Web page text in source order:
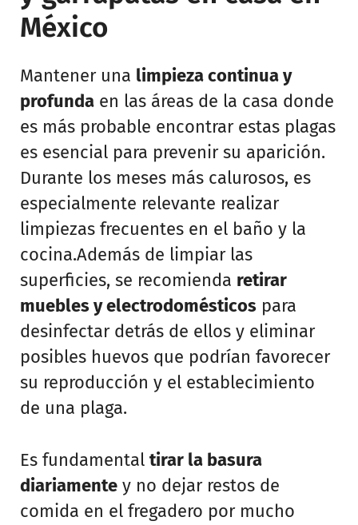
México
Mantener una limpieza continua y
profunda en las áreas de la casa donde
es más probable encontrar estas plagas
es esencial para prevenir su aparición.
Durante los meses más calurosos, es
especialmente relevante realizar
limpiezas frecuentes en el baño y la
cocina.Además de limpiar las
superficies, se recomienda retirar
muebles y electrodomésticos para
desinfectar detrás de ellos y eliminar
posibles huevos que podrían favorecer
su reproducción y el establecimiento
de una plaga.
Es fundamental tirar la basura
diariamente y no dejar restos de
comida en el fregadero por mucho